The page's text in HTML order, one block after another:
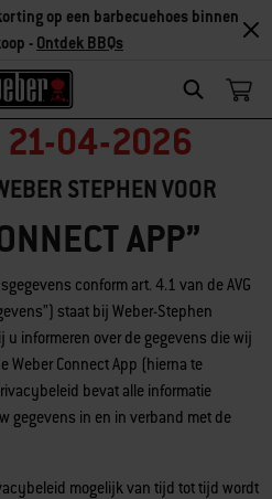
Search
op een barbecuehoes binnen
- Ontdek BBQs
21-04-2026
STEPHEN VOOR
APP”​
conform art. 4.1 van de AVG
staat bij Weber-Stephen
informeren over de gegevens die wij
Weber Connect App (hierna te
bevat alle informatie
gegevens in en in verband met de
mogelijk van tijd tot tijd wordt